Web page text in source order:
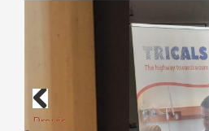
Previous